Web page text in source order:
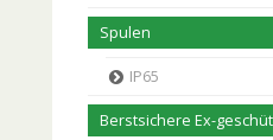
Spulen
IP65
Berstsichere Ex-